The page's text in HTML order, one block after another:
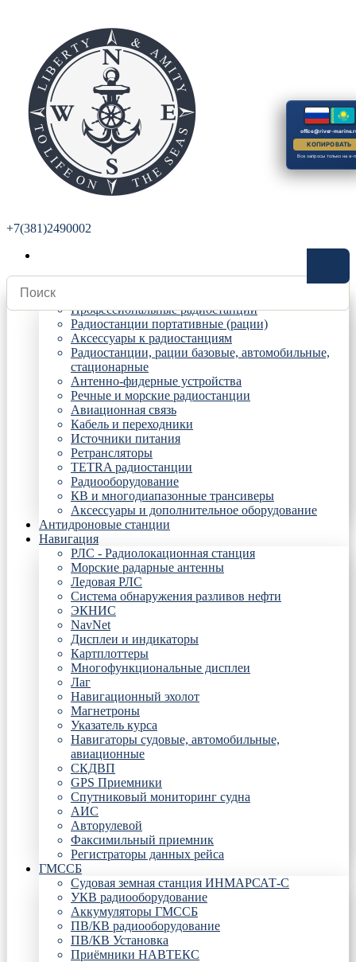
+7(381)2490002
Радиостанции
Профессиональные радиостанции
Радиостанции портативные (рации)
Аксессуары к радиостанциям
Радиостанции, рации базовые, автомобильные,
стационарные
Антенно-фидерные устройства
Речные и морские радиостанции
Авиационная связь
Кабель и переходники
Источники питания
Ретрансляторы
TETRA радиостанции
Радиооборудование
КВ и многодиапазонные трансиверы
Аксессуары и дополнительное оборудование
Антидроновые станции
Навигация
РЛС - Радиолокационная станция
Морские радарные антенны
Ледовая РЛС
Система обнаружения разливов нефти
ЭКНИС
NavNet
Дисплеи и индикаторы
Картплоттеры
Многофункциональные дисплеи
Лаг
Навигационный эхолот
Магнетроны
Указатель курса
Навигаторы судовые, автомобильные,
авиационные
СКДВП
GPS Приемники
Спутниковый мониторинг судна
АИС
Авторулевой
Факсимильный приемник
Регистраторы данных рейса
ГМССБ
Судовая земная станция ИНМАРСАТ-С
УКВ радиооборудование
Аккумуляторы ГМССБ
ПВ/КВ радиооборудование
ПВ/КВ Установка
Приёмники НАВТЕКС
office@river-
КОПИРОВАТЬ
Все запросы только на e-